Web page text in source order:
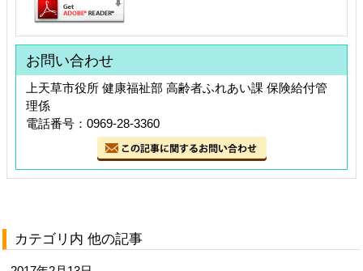
お問い合わせ
上天草市役所 健康福祉部 高齢者ふれあい課 保険給付管
理係
電話番号：0969-28-3360
カテゴリ内 他の記事